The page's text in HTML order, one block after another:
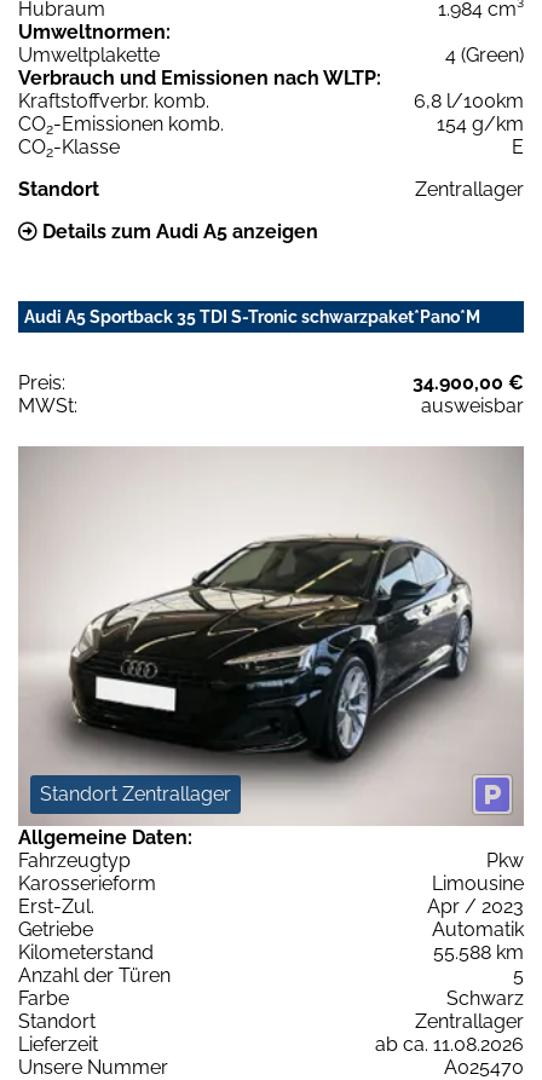
Hubraum
1.984 cm³
Umweltnormen:
Umweltplakette
4 (Green)
Verbrauch und Emissionen nach WLTP:
Kraftstoffverbr. komb.
6,8 l/100km
CO2-Emissionen komb.
154 g/km
CO2-Klasse
E
Standort
Zentrallager
Details zum Audi A5 anzeigen
Audi A5 Sportback 35 TDI S-Tronic schwarzpaket*Pano*M
Preis:
34.900,00 €
MWSt:
ausweisbar
Standort Zentrallager
Allgemeine Daten:
Fahrzeugtyp
Pkw
Karosserieform
Limousine
Erst-Zul.
Apr / 2023
Getriebe
Automatik
Kilometerstand
55.588 km
Anzahl der Türen
5
Farbe
Schwarz
Standort
Zentrallager
Lieferzeit
ab ca. 11.08.2026
Unsere Nummer
A025470